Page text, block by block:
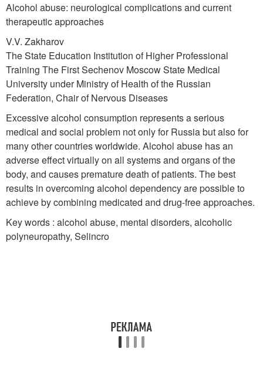
Alcohol abuse: neurological complications and current
therapeutic approaches
V.V. Zakharov
The State Education Institution of Higher Professional
Training The First Sechenov Moscow State Medical
University under Ministry of Health of the Russian
Federation, Chair of Nervous Diseases
Excessive alcohol consumption represents a serious
medical and social problem not only for Russia but also for
many other countries worldwide. Alcohol abuse has an
adverse effect virtually on all systems and organs of the
body, and causes premature death of patients. The best
results in overcoming alcohol dependency are possible to
achieve by combining medicated and drug-free approaches.
Key words : alcohol abuse, mental disorders, alcoholic
polyneuropathy, Selincro